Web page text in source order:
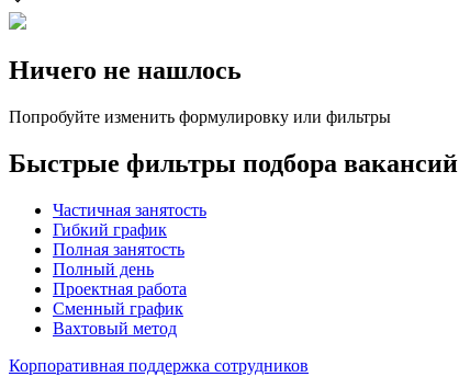
Ничего не нашлось
Попробуйте изменить формулировку или фильтры
Быстрые фильтры подбора вакансий
Частичная занятость
Гибкий график
Полная занятость
Полный день
Проектная работа
Сменный график
Вахтовый метод
Корпоративная поддержка сотрудников